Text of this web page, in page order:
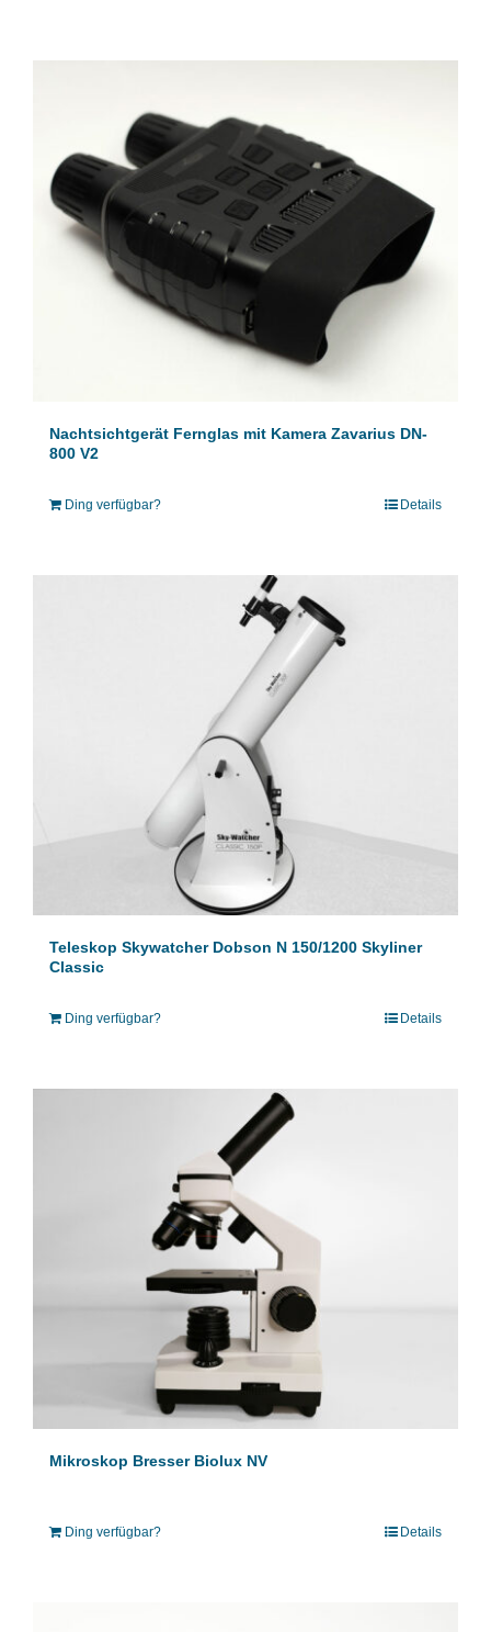
Nachtsichtgerät Fernglas mit Kamera Zavarius DN-
800 V2
Ding verfügbar? Details
Teleskop Skywatcher Dobson N 150/1200 Skyliner
Classic
Ding verfügbar? Details
Mikroskop Bresser Biolux NV
Ding verfügbar? Details